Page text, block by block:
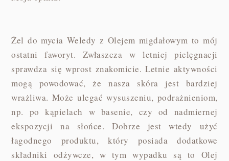
Żel do mycia Weledy z Olejem migdałowym to mój
ostatni faworyt. Zwłaszcza w letniej pielęgnacji
sprawdza się wprost znakomicie. Letnie aktywności
mogą powodować, że nasza skóra jest bardziej
wrażliwa. Może ulegać wysuszeniu, podrażnieniom,
np. po kąpielach w basenie, czy od nadmiernej
ekspozycji na słońce. Dobrze jest wtedy użyć
łagodnego produktu, który posiada dodatkowe
składniki odżywcze, w tym wypadku są to Olej